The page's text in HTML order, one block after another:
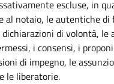
escluse, in
al notaio, le autentiche di
di volontà, le
i consensi, i
di impegno, le
le liberatorie.